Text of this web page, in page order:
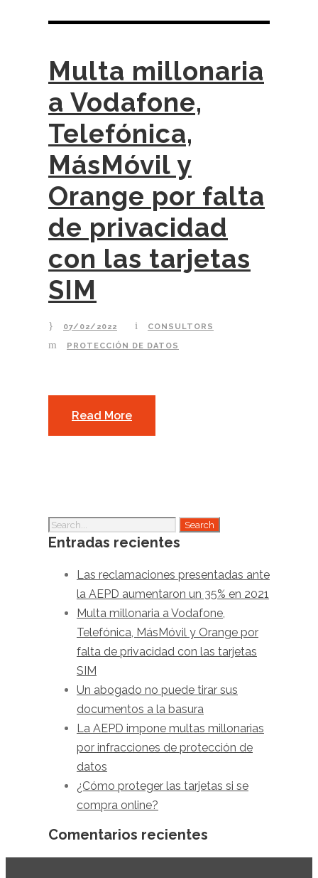
Multa millonaria
a Vodafone,
Telefónica,
MásMóvil y
Orange por falta
de privacidad
con las tarjetas
SIM
07/02/2022 CONSULTORS
PROTECCIÓN DE DATOS
Read More
Entradas recientes
Las reclamaciones presentadas ante
la AEPD aumentaron un 35% en 2021
Multa millonaria a Vodafone,
Telefónica, MásMóvil y Orange por
falta de privacidad con las tarjetas
SIM
Un abogado no puede tirar sus
documentos a la basura
La AEPD impone multas millonarias
por infracciones de protección de
datos
¿Cómo proteger las tarjetas si se
compra online?
Comentarios recientes